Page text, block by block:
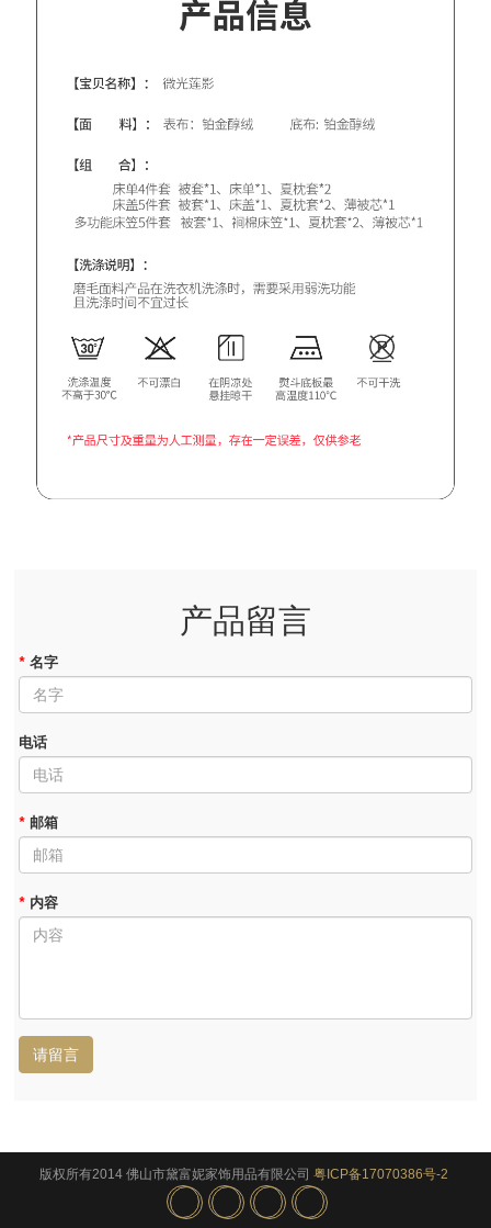
产品留言
* 名字
电话
* 邮箱
* 内容
请留言
版权所有2014 佛山市黛富妮家饰用品有限公司 粤ICP备17070386号-2